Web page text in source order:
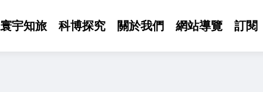
寰宇知旅 科博探究 關於我們 網站導覽 訂閱